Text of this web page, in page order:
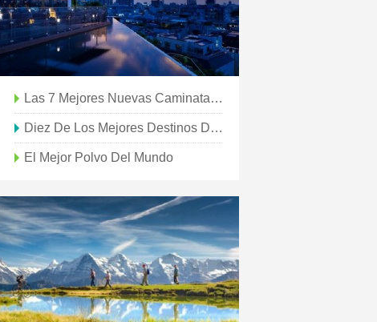
Las 7 Mejores Nuevas Caminatas De Larga Distancia Del Mundo Para Hacer En 2020
Diez De Los Mejores Destinos Del Mundo Para Bebedores
El Mejor Polvo Del Mundo